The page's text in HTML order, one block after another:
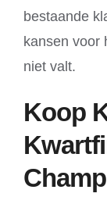
bestaande
kansen voor
niet valt.
Koop